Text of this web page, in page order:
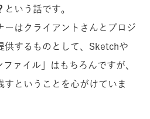
という話です。
ーはクライアントさんとプロジ
供するものとして、Sketchや
ァイル」はもちろんですが、
すということを心がけていま